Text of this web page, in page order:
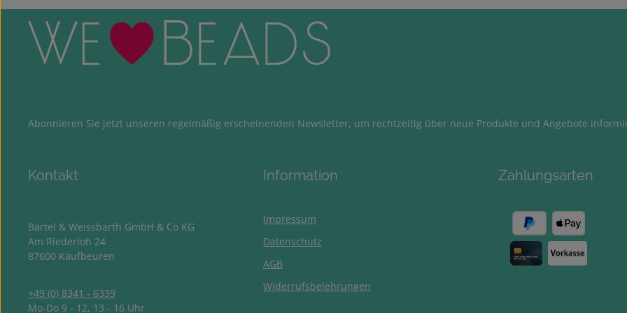
Abonnieren Sie jetzt unseren regelmäßig erscheinenden Newsletter, um rechtzeitig über neue Produkte und Angebote
Kontakt
Bartel & Weissbarth GmbH & Co KG
Am Riederloh 24
87600 Kaufbeuren
+49 (0) 8341 - 6339
Mo-Do 9 - 12, 13 - 16 Uhr
Information
Impressum
Datenschutz
AGB
Widerrufsbelehrungen
Zahlungsarten